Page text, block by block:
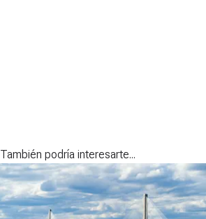
También podría interesarte...